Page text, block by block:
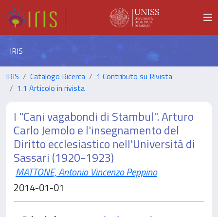
IRIS
IRIS Catalogo Ricerca
1 Contributo su Rivista
1.1 Articolo in rivista
I "Cani vagabondi di Stambul". Arturo
Carlo Jemolo e l'insegnamento del
Diritto ecclesiastico nell'Università di
Sassari (1920-1923)
MATTONE, Antonio Vincenzo Peppino
2014-01-01